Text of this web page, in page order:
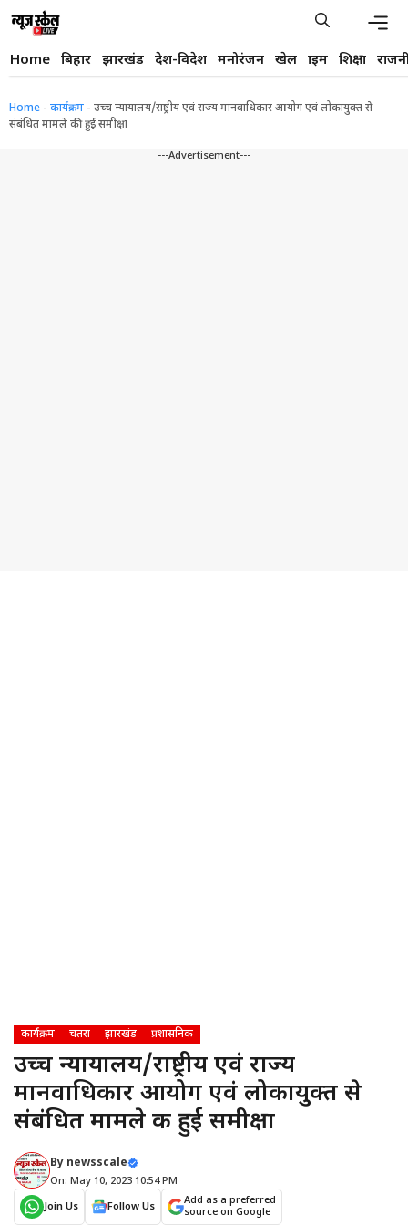
content
Home बिहार झारखंड देश-विदेश मनोरंजन खेल क्राइम शिक्षा
Home - कार्यक्रम - उच्च न्यायालय/राष्ट्रीय एवं राज्य मानवाधिकार आयोग एवं लोकायुक्त से
संबंधित मामले की हुई समीक्षा
---Advertisement---
कार्यक्रम चतरा झारखंड प्रशासनिक
उच्च न्यायालय/राष्ट्रीय एवं राज्य
मानवाधिकार आयोग एवं लोकायुक्त से
संबंधित मामले की हुई समीक्षा
By newsscale
On: May 10, 2023 10:54 PM
Join Us
Follow Us
Add as a preferred
source on Google